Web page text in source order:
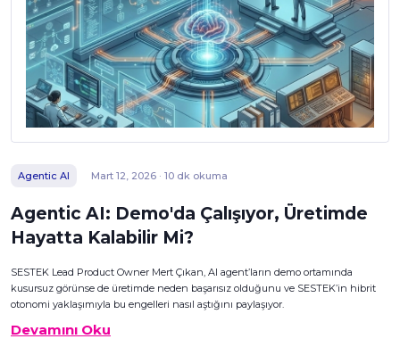
Agentic AI Mart 12, 2026 · 10 dk okuma
Agentic AI: Demo'da Çalışıyor, Üretimde
Hayatta Kalabilir Mi?
SESTEK Lead Product Owner Mert Çıkan, AI agent’ların demo ortamında
kusursuz görünse de üretimde neden başarısız olduğunu ve SESTEK’in hibrit
otonomi yaklaşımıyla bu engelleri nasıl aştığını paylaşıyor.
Devamını Oku